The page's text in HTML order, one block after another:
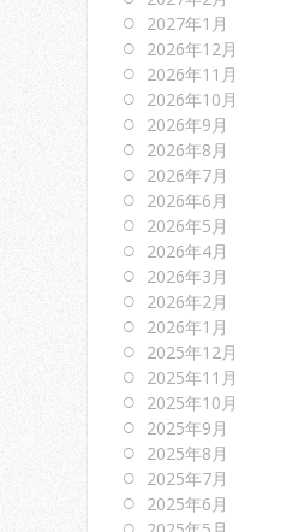
2027年1月
2026年12月
2026年11月
2026年10月
2026年9月
2026年8月
2026年7月
2026年6月
2026年5月
2026年4月
2026年3月
2026年2月
2026年1月
2025年12月
2025年11月
2025年10月
2025年9月
2025年8月
2025年7月
2025年6月